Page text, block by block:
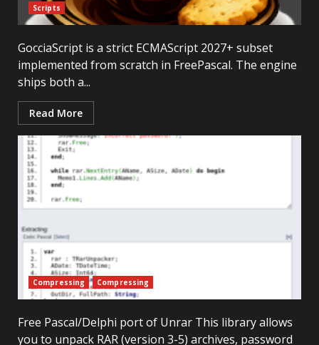
Scripts
GocciaScript is a strict ECMAScript 2027+ subset
implemented from scratch in FreePascal. The engine
ships both a...
Read More
Compressing Compressing
Free Pascal/Delphi port of Unrar This library allows
you to unpack RAR (version 3-5) archives, password